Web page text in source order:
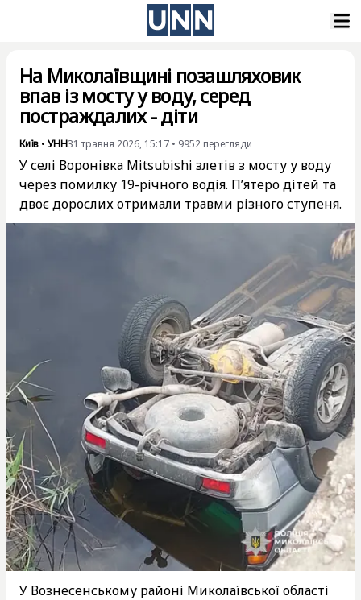
На Миколаївщині позашляховик
впав із мосту у воду, серед
постраждалих - діти
Київ • УНН31 травня 2026, 15:17 • 9952 перегляди
У селі Воронівка Mitsubishi злетів з мосту у воду
через помилку 19-річного водія. П’ятеро дітей та
двоє дорослих отримали травми різного ступеня.
У Вознесенському районі Миколаївської області